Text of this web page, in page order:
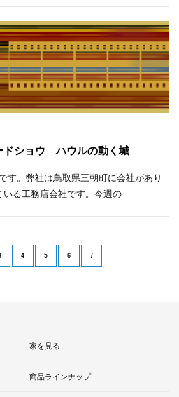
ドショウ ハウルの動く城
す。弊社は鳥取県三朝町に会社があり
る工務店会社です。今週の
4 5 6 7
家を見る
商品ラインナップ